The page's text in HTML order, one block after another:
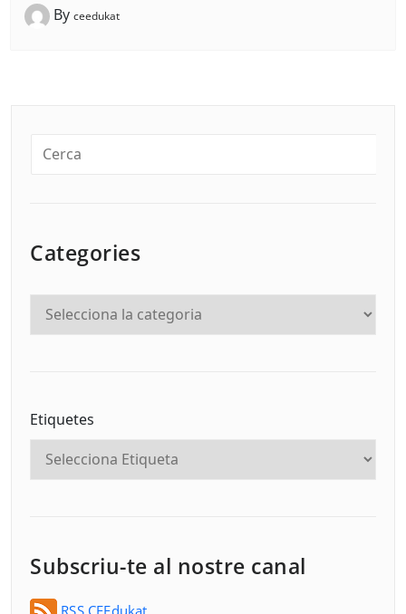
By ceedukat
Categories
Etiquetes
Subscriu-te al nostre canal
RSS CEEdukat